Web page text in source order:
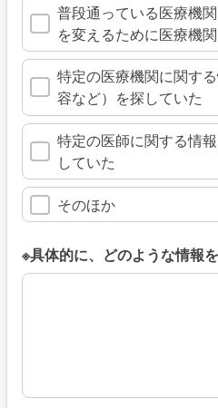
普段通っている医療機
を変えるために医療機
特定の医療機関に関す
容など）を探していた
特定の医師に関する情
していた
そのほか
※具体的に、どのような情報
※具体的に、どのような情報を